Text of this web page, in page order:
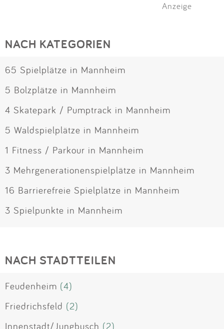
Anzeige
NACH KATEGORIEN
65 Spielplätze in Mannheim
5 Bolzplätze in Mannheim
4 Skatepark / Pumptrack in Mannheim
5 Waldspielplätze in Mannheim
1 Fitness / Parkour in Mannheim
3 Mehrgenerationenspielplätze in Mannheim
16 Barrierefreie Spielplätze in Mannheim
3 Spielpunkte in Mannheim
NACH STADTTEILEN
Feudenheim (4)
Friedrichsfeld (2)
Innenstadt/Jungbusch (2)